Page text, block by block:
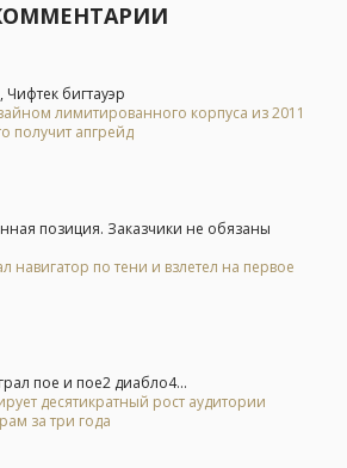
Чифтек бигтауэр
лимитированного корпуса из 2011
получит апгрейд
позиция. Заказчики не обязаны
навигатор по тени и взлетел на первое
пое и пое2 диабло4...
десятикратный рост аудитории
за три года